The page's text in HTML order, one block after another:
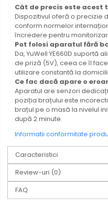
Cât de precis este acest
Dispozitivul oferă o precizie
conform normelor
încredere pentru
Pot folosi aparatul fără
Da, YuWell YE660D suportă
de priză (5V), ceea ce îl
utilizare constantă la
Ce fac dacă apare o
Aparatul are senzori
poziția brațului este
brațul pe o masă la nivelul
după 2 minute.
Informatii conformitate
Caracteristici
Review-uri (0)
FAQ